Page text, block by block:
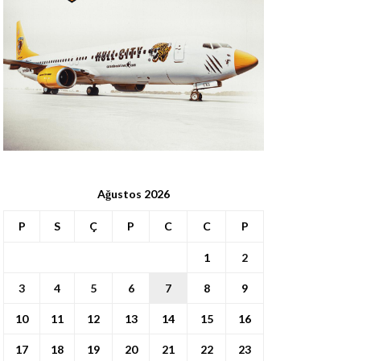
Ağustos 2026
P S Ç P C C P
1 2
3 4 5 6 7 8 9
10 11 12 13 14 15 16
17 18 19 20 21 22 23